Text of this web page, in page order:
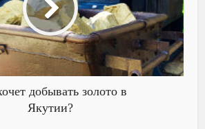
добывать золото в
Якутии?